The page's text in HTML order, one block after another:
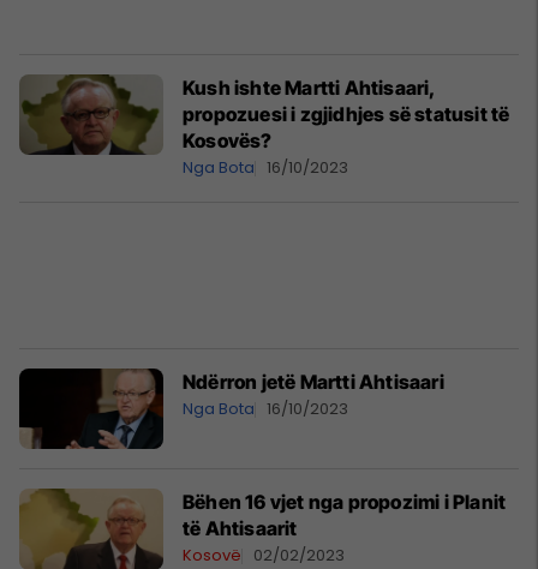
Kush ishte Martti Ahtisaari,
propozuesi i zgjidhjes së statusit të
Kosovës?
Nga Bota 16/10/2023
Ndërron jetë Martti Ahtisaari
Nga Bota 16/10/2023
Bëhen 16 vjet nga propozimi i Planit
të Ahtisaarit
Kosovë 02/02/2023